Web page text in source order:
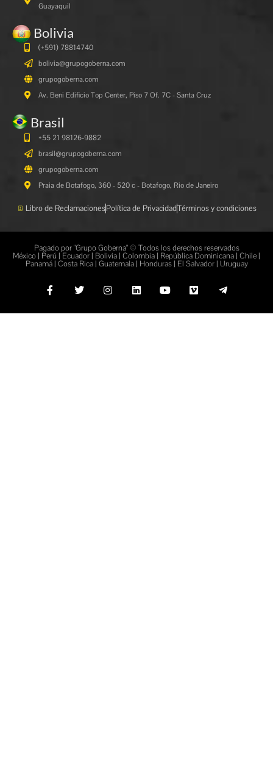
Guayaquil
Bolivia
(+591) 78814740
bolivia@grupogoberna.com
grupogoberna.com
Av. Beni Edificio Top Center, Piso 7 Of. 7C - Santa Cruz
Brasil
+55 21 98126-9882
brasil@grupogoberna.com
grupogoberna.com
Praia de Botafogo, 360 - 520 c - Botafogo, Rio de Janeiro
Libro de ReclamacionesPolítica de PrivacidadTérminos y condiciones
Pagado por "Grupo Goberna" © Todos los derechos reservados
México | Perú | Ecuador | Bolivia | Colombia | República Dominicana | Chile |
Panamá | Costa Rica | Guatemala | Honduras | El Salvador | Uruguay